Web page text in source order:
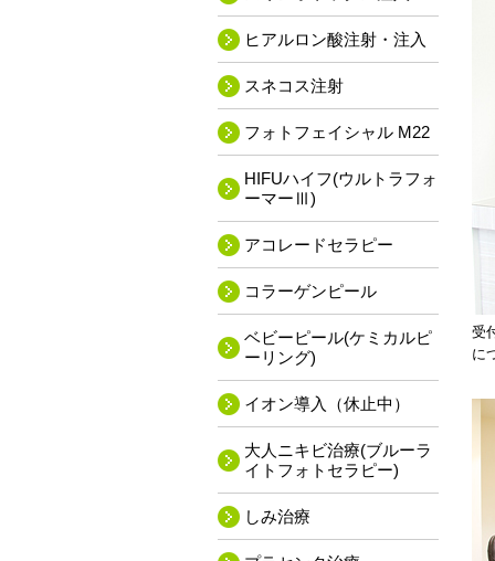
受
に
ヒアルロン酸注射・注入
スネコス注射
フォトフェイシャル M22
HIFUハイフ(ウルトラフォ
ーマーⅢ)
アコレードセラピー
コラーゲンピール
ベビーピール(ケミカルピ
ーリング)
イオン導入（休止中）
大人ニキビ治療(ブルーラ
イトフォトセラピー)
しみ治療